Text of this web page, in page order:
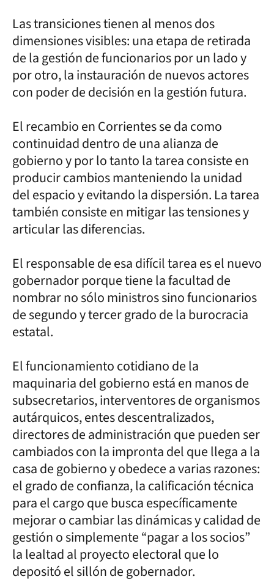
Las transiciones tienen al menos dos
dimensiones visibles: una etapa de retirada
de la gestión de funcionarios por un lado y
por otro, la instauración de nuevos actores
con poder de decisión en la gestión futura.
El recambio en Corrientes se da como
continuidad dentro de una alianza de
gobierno y por lo tanto la tarea consiste en
producir cambios manteniendo la unidad
del espacio y evitando la dispersión. La tarea
también consiste en mitigar las tensiones y
articular las diferencias.
El responsable de esa difícil tarea es el nuevo
gobernador porque tiene la facultad de
nombrar no sólo ministros sino funcionarios
de segundo y tercer grado de la burocracia
estatal.
El funcionamiento cotidiano de la
maquinaria del gobierno está en manos de
subsecretarios, interventores de organismos
autárquicos, entes descentralizados,
directores de administración que pueden ser
cambiados con la impronta del que llega a la
casa de gobierno y obedece a varias razones:
el grado de confianza, la calificación técnica
para el cargo que busca específicamente
mejorar o cambiar las dinámicas y calidad de
gestión o simplemente “pagar a los socios”
la lealtad al proyecto electoral que lo
depositó el sillón de gobernador.